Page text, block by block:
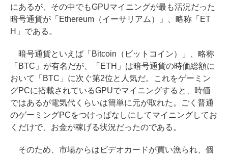
にあるが、その中でもGPUマイニングが最も活況だった
暗号通貨が「Ethereum（イーサリアム）」、略称「ET
H」である。
暗号通貨といえば「Bitcoin（ビットコイン）」、略称
「BTC」が有名だが、「ETH」は暗号通貨の時価総額に
おいて「BTC」に次ぐ第2位と人気だ。これをゲーミン
グPCに搭載されているGPUでマイニングすると、時価
ではあるが電気代くらいは簡単に元が取れた。ごく普通
のゲーミングPCをつけっぱなしにしてマイニングしてお
くだけで、お金が稼げる状況だったのである。
そのため、市場からはビデオカードが買い漁られ、個